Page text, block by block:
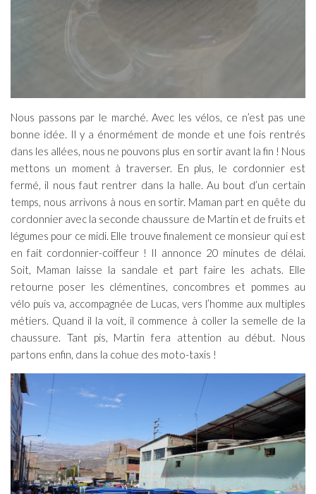
Nous passons par le marché. Avec les vélos, ce n’est pas une
bonne idée. Il y a énormément de monde et une fois rentrés
dans les allées, nous ne pouvons plus en sortir avant la fin ! Nous
mettons un moment à traverser. En plus, le cordonnier est
fermé, il nous faut rentrer dans la halle. Au bout d’un certain
temps, nous arrivons à nous en sortir. Maman part en quête du
cordonnier avec la seconde chaussure de Martin et de fruits et
légumes pour ce midi. Elle trouve finalement ce monsieur qui est
en fait cordonnier-coiffeur ! Il annonce 20 minutes de délai.
Soit, Maman laisse la sandale et part faire les achats. Elle
retourne poser les clémentines, concombres et pommes au
vélo puis va, accompagnée de Lucas, vers l’homme aux multiples
métiers. Quand il la voit, il commence à coller la semelle de la
chaussure. Tant pis, Martin fera attention au début. Nous
partons enfin, dans la cohue des moto-taxis !